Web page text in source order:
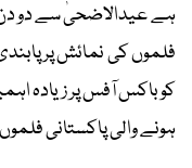
ہے عیدالاضحیٰ سے دو دن
فلموں کی نمائش پر
کو باکس آفس پر زیادہ
ہونے والی پاکستانی